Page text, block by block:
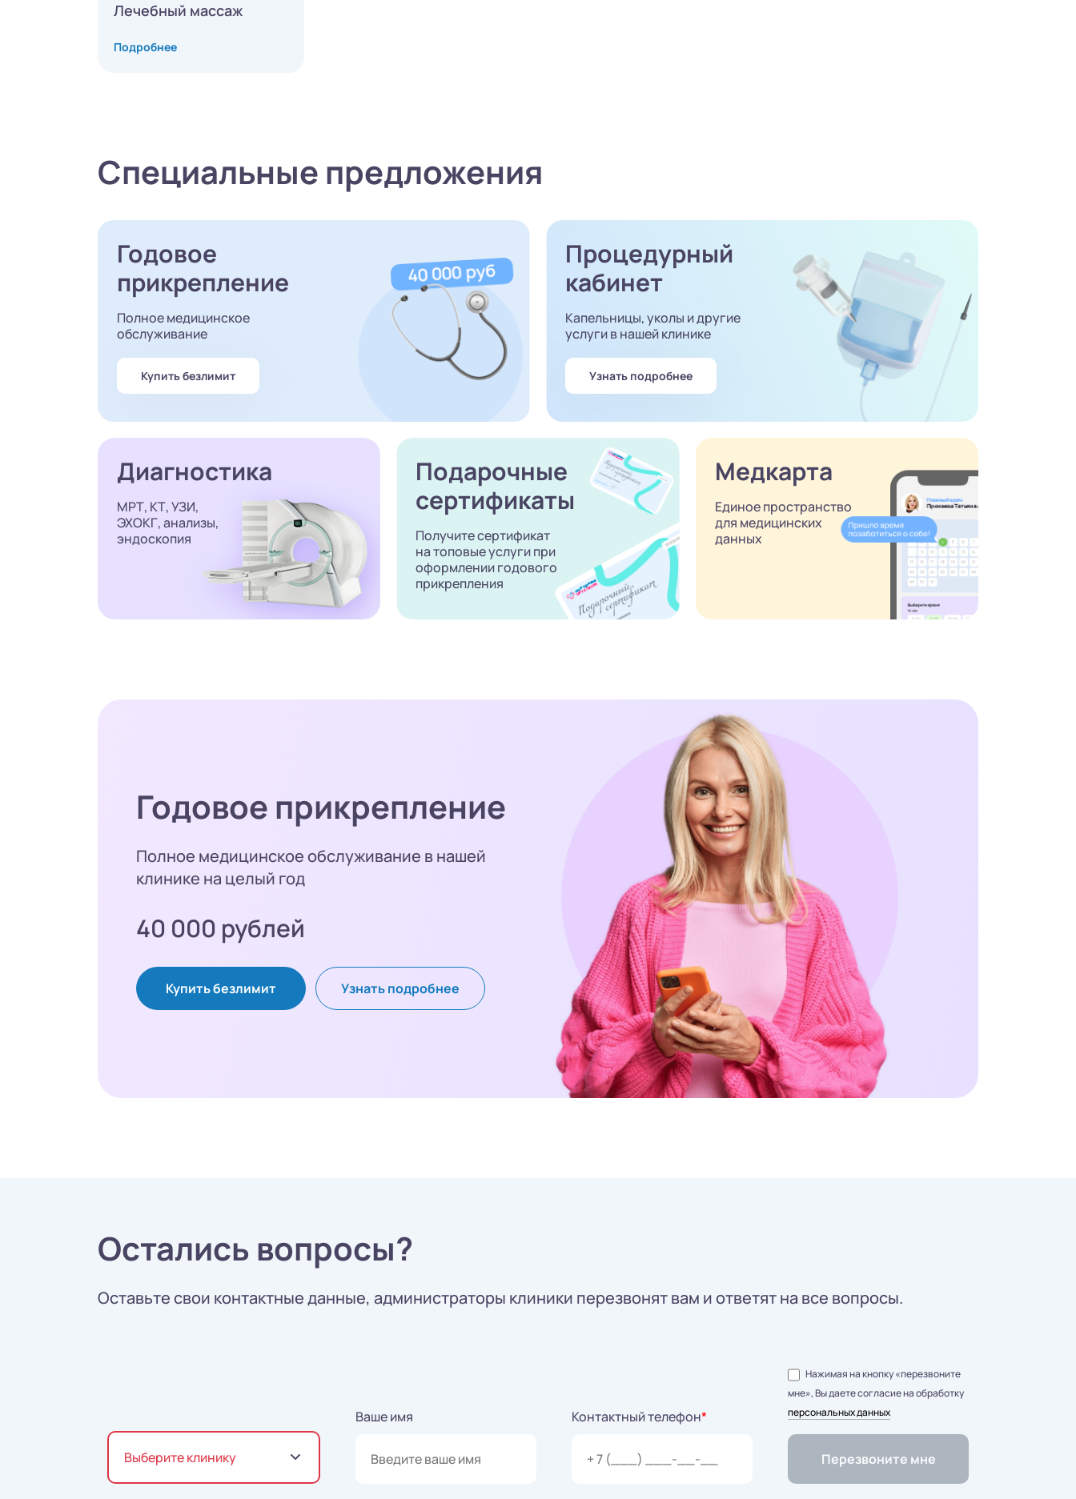
Лечебный массаж
Подробнее
Специальные предложения
Годовое
прикрепление
Полное медицинское
обслуживание
Купить безлимит
Процедурный
кабинет
Капельницы, уколы и другие
услуги в нашей клинике
Узнать подробнее
Диагностика
МРТ, КТ, УЗИ,
ЭХОКГ, анализы,
эндоскопия
Подарочные
сертификаты
Получите сертификат
на топовые услуги при
оформлении годового
прикрепления
Медкарта
Единое пространство
для медицинских
данных
Годовое прикрепление
Полное медицинское обслуживание в нашей
клинике на целый год
40 000 рублей
Купить безлимит Узнать подробнее
Остались вопросы?
Оставьте свои контактные данные, администраторы клиники перезвонят вам и ответят на все вопросы.
Выберите клинику
Ваше имя Контактный телефон*
Нажимая на кнопку «перезвоните
мне», Вы даете согласие на обработку
персональных данных